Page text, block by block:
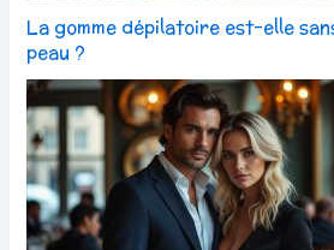
La gomme dépilatoire est-elle
peau ?